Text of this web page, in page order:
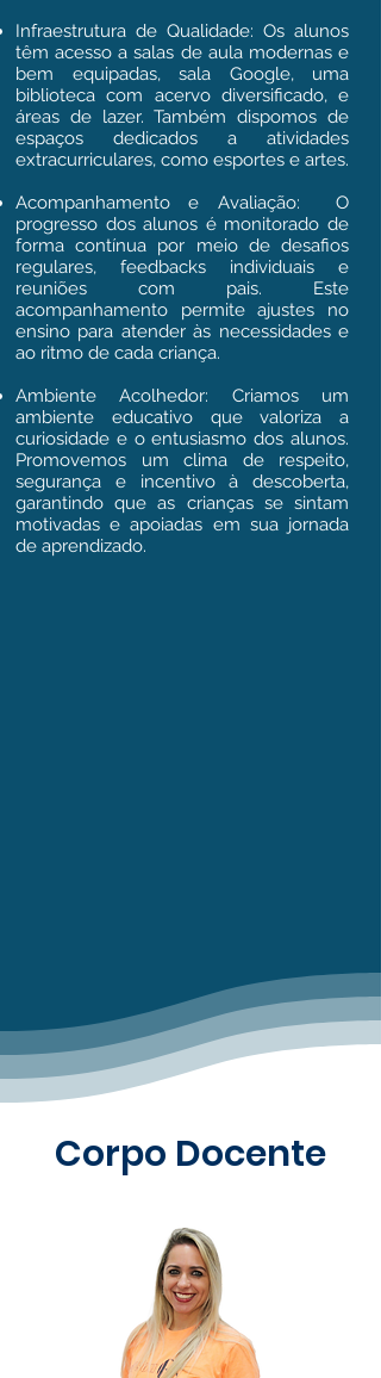
Infraestrutura de Qualidade: Os alunos
têm acesso a salas de aula modernas e
bem equipadas, sala Google, uma
biblioteca com acervo diversificado, e
áreas de lazer. Também dispomos de
espaços dedicados a atividades
extracurriculares, como esportes e artes.
Acompanhamento e Avaliação: O
progresso dos alunos é monitorado de
forma contínua por meio de desafios
regulares, feedbacks individuais e
reuniões com pais. Este
acompanhamento permite ajustes no
ensino para atender às necessidades e
ao ritmo de cada criança.
Ambiente Acolhedor: Criamos um
ambiente educativo que valoriza a
curiosidade e o entusiasmo dos alunos.
Promovemos um clima de respeito,
segurança e incentivo à descoberta,
garantindo que as crianças se sintam
motivadas e apoiadas em sua jornada
de aprendizado.
Corpo Docente